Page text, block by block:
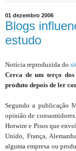
01 dezembro 2006
Blogs
estudo
Notícia reproduzida do
Cerca de um terço
produto depois de ler
Segundo a publicação
opinião de
Hotwire e Pisos que
Unido, França,
alguma empresa ou